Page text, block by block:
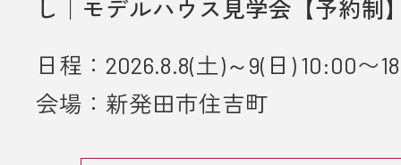
し｜モデルハウス見学会【予約制
日程：2026.8.8(土)～9(日) 10:00〜
会場：新発田市住吉町